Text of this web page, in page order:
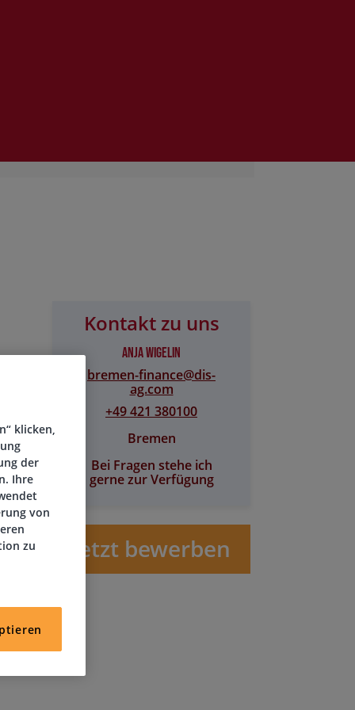
Kontakt zu uns
Anja Wigelin
bremen-finance@​dis-
ag.com
+49 421 380100
Bremen
Bei Fragen stehe ich
gerne zur Verfügung
Jetzt bewerben
klicken,
der
Ihre
von
zu